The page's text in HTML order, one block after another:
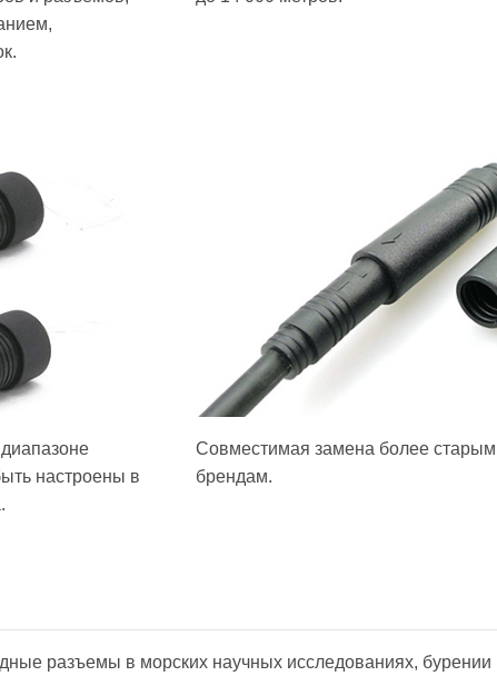
настроены в
Совместимая замена более
брендам.
разъемы в морских научных исследованиях,